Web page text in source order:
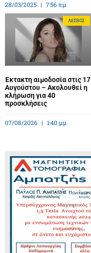
28/03/2025 7:56 πμ
ΛΈΣΒΟΣ
Έκτακτη αιμοδοσία στις 17
Αυγούστου – Ακολουθεί η
κλήρωση για 40
προσκλήσεις
07/08/2026 1:40 μμ